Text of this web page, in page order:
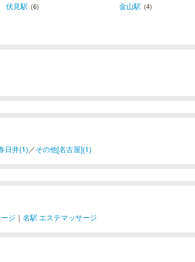
伏見駅 (6) 金山駅 (4)
日井(1) ／その他[名古屋](1)
ジ ｜ 名駅 エステマッサージ